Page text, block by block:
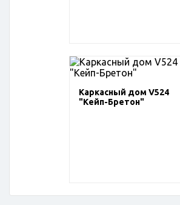
Каркасный дом V524
"Кейп-Бретон"